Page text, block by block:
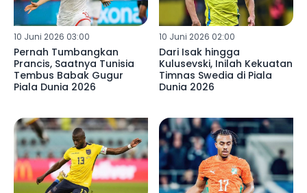
10 Juni 2026 03:00
Pernah Tumbangkan
Prancis, Saatnya Tunisia
Tembus Babak Gugur
Piala Dunia 2026
10 Juni 2026 02:00
Dari Isak hingga
Kulusevski, Inilah Kekuatan
Timnas Swedia di Piala
Dunia 2026